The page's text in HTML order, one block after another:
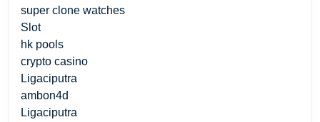
super clone watches
Slot
hk pools
crypto casino
Ligaciputra
ambon4d
Ligaciputra